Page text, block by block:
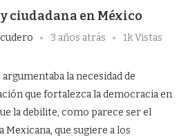
ciudadana en México
3 años atrás 1k Vistas
la necesidad de
que fortalezca la democracia en
la debilite, como parece ser el
Mexicana, que sugiere a los